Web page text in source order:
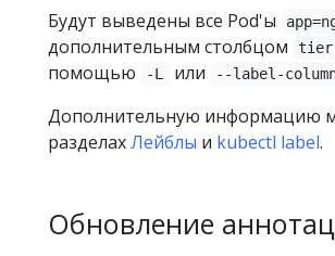
Будут выведены все Pod'ы
дополнительным столбцом
tier
помощью
-L или --label-
Дополнительную информацию
разделахЛейблы и kubectl label.
Обновление